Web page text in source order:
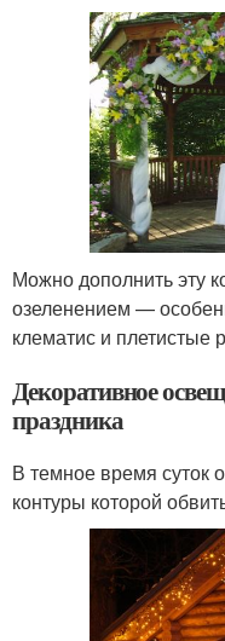
Можно дополнить эту
озеленением —
клематис и плетистые
Декоративное
праздника
В темное время суток
контуры которой